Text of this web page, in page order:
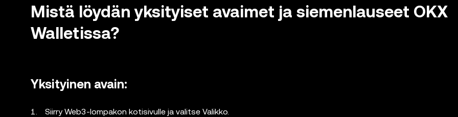
Mistä löydän yksityiset avaimet ja siemenlauseet OKX
Walletissa?
Yksityinen avain:
Siirry Web3-lompakon kotisivulle ja valitse Valikko.